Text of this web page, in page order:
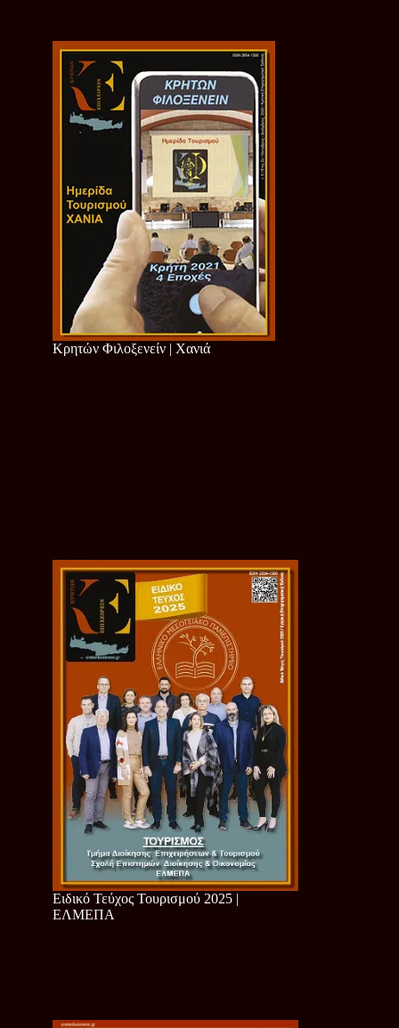
Κρητών Φιλοξενείν | Χανιά
Ειδικό Τεύχος Τουρισμού 2025 |
ΕΛΜΕΠΑ